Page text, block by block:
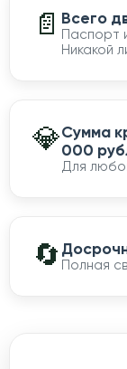
📄 Всего
Паспорт
Никакой
💎Сумма
000
Для
🔄 Полная